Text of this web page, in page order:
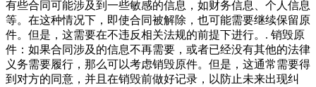
有些合同可能涉及到一些敏感的信息，如财务信息、个人信息
等。在这种情况下，即使合同被解除，也可能需要继续保留原
件。但是，这需要在不违反相关法规的前提下进行。. 销毁原
件：如果合同涉及的信息不再需要，或者已经没有其他的法律
义务需要履行，那么可以考虑销毁原件。但是，这通常需要得
到对方的同意，并且在销毁前做好记录，以防止未来出现纠